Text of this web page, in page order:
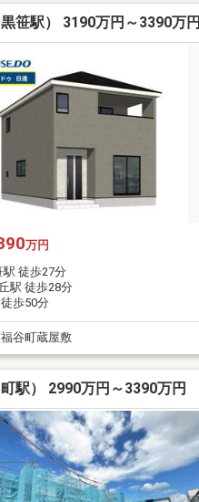
笹駅） 3190万円～3390万円
万円
徒歩27分
駅 徒歩28分
歩50分
谷町蔵屋敷
駅） 2990万円～3390万円